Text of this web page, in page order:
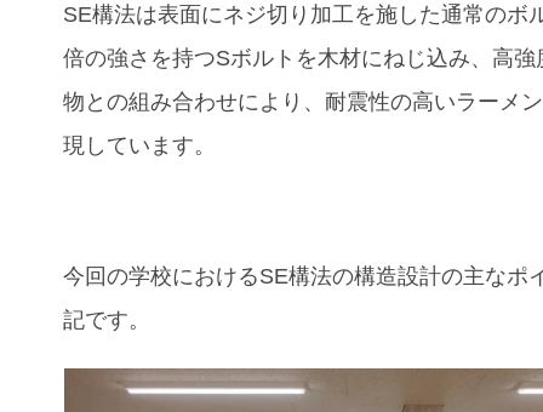
SE構法は表面にネジ切り加工を施した通常のボ
倍の強さを持つSボルトを木材にねじ込み、高強
物との組み合わせにより、耐震性の高いラーメ
現しています。
今回の学校におけるSE構法の構造設計の主なポ
記です。